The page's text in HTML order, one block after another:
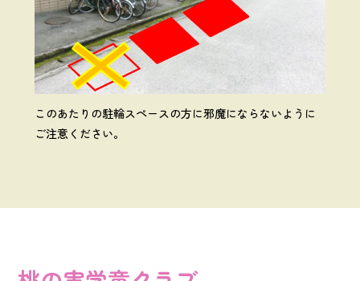
このあたりの駐輪スペースの方に邪魔にならないように
ご注意ください。